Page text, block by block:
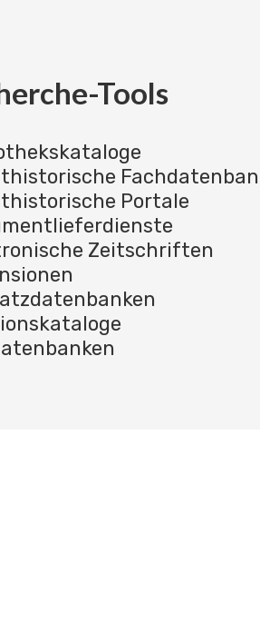
Tools
Portale
Zeitschriften